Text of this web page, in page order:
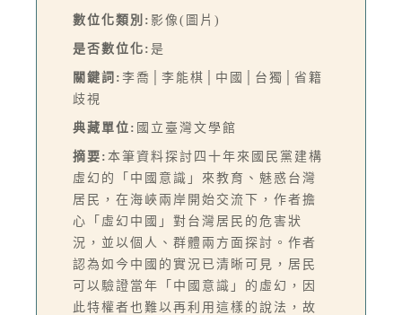
數位化類別: 影像(圖片)
是否數位化: 是
關鍵詞: 李喬│李能棋│中國│台獨│省籍
歧視
典藏單位: 國立臺灣文學館
摘要: 本筆資料探討四十年來國民黨建構
虛幻的「中國意識」來教育、魅惑台灣
居民，在海峽兩岸開始交流下，作者擔
心「虛幻中國」對台灣居民的危害狀
況，並以個人、群體兩方面探討。作者
認為如今中國的實況已清晰可見，居民
可以驗證當年「中國意識」的虛幻，因
此特權者也難以再利用這樣的說法，故